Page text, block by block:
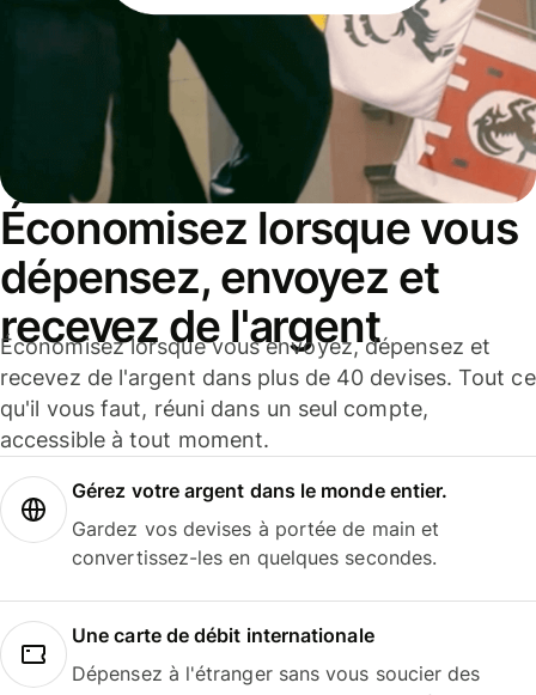
Économisez lorsque vous
dépensez, envoyez et
recevez de l'argent
Économisez lorsque vous envoyez, dépensez et
recevez de l'argent dans plus de 40 devises. Tout ce
qu'il vous faut, réuni dans un seul compte,
accessible à tout moment.
Gérez votre argent dans le monde entier.
Gardez vos devises à portée de main et
convertissez-les en quelques secondes.
Une carte de débit internationale
Dépensez à l'étranger sans vous soucier des